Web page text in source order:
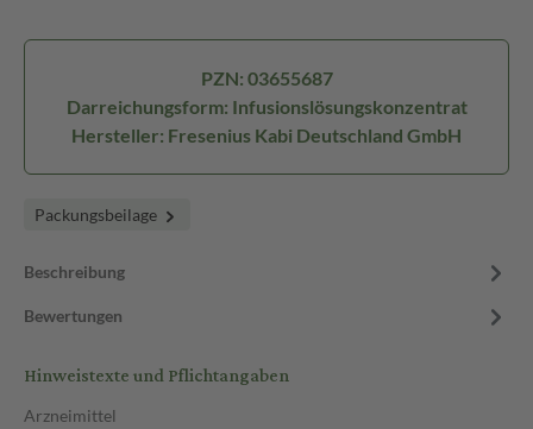
PZN: 03655687
Darreichungsform: Infusionslösungskonzentrat
Hersteller: Fresenius Kabi Deutschland GmbH
Packungsbeilage
Beschreibung
Bewertungen
Hinweistexte und Pflichtangaben
Arzneimittel